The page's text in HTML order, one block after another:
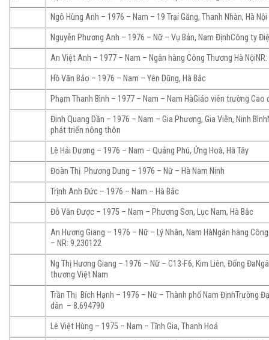
Ngô Hùng Anh – 1976 – Nam – 19 Trại Găng, Thanh Nhàn, Hà Nội
Nguyễn Phương Anh – 1976 – Nữ – Vụ Bản, Nam ĐịnhCông ty
An Việt Anh – 1977 – Nam – Ngân hàng Công Thương Hà
Hồ Văn Bảo – 1976 – Nam – Yên Dũng, Hà Bắc
Phạm Thanh Bình – 1977 – Nam – Nam HàGiáo viên trường Cao
Đinh Quang Dần – 1976 – Nam – Gia Phương, Gia Viễn, Ninh
phát triển nông thôn
Lê Hải Dương – 1976 – Nam – Quảng Phú, Ứng Hoà, Hà Tây
Đoàn Thị Phương Dung – 1976 – Nữ – Hà Nam Ninh
Trịnh Anh Đức – 1976 – Nam – Hà Bắc
Đỗ Văn Được – 1975 – Nam – Phương Sơn, Lục Nam, Hà Bắc
An Hương Giang – 1976 – Nữ – Lý Nhân, Nam HàNgân hàng
– NR: 9.230122
Ng Thị Hương Giang – 1976 – Nữ – C13-F6, Kim Liên, Đống
thương Việt Nam
Trần Thị Bích Hạnh – 1976 – Nữ – Thành phố Nam ĐịnhTrường
dân – 8.694790
Lê Việt Hùng – 1975 – Nam – Tĩnh Gia, Thanh Hoá